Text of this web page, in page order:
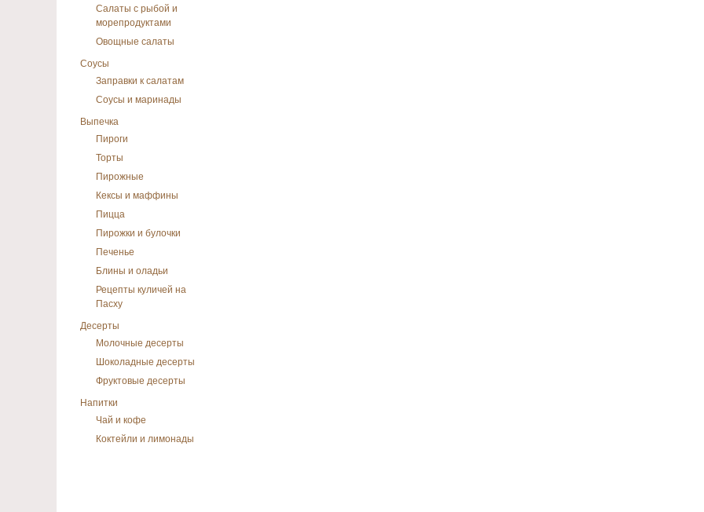
Салаты с рыбой и
морепродуктами
Овощные салаты
Соусы
Заправки к салатам
Соусы и маринады
Выпечка
Пироги
Торты
Пирожные
Кексы и маффины
Пицца
Пирожки и булочки
Печенье
Блины и оладьи
Рецепты куличей на
Пасху
Десерты
Молочные десерты
Шоколадные десерты
Фруктовые десерты
Напитки
Чай и кофе
Коктейли и лимонады